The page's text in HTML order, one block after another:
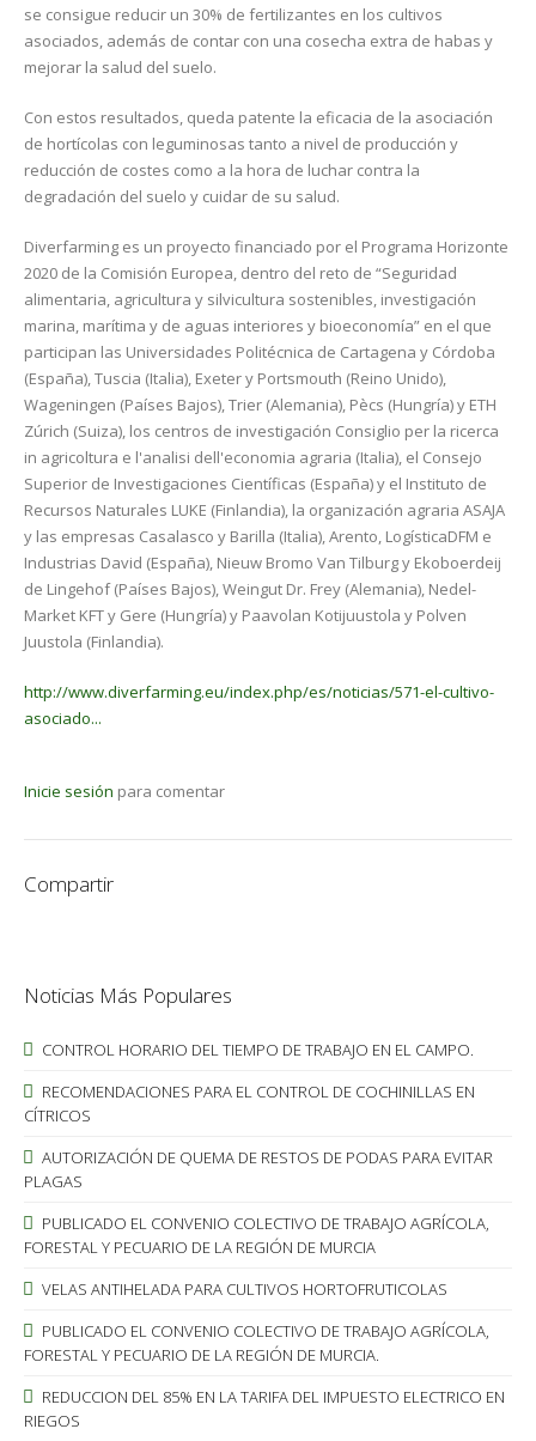
se consigue reducir un 30% de fertilizantes en los cultivos
asociados, además de contar con una cosecha extra de habas y
mejorar la salud del suelo.
Con estos resultados, queda patente la eficacia de la asociación
de hortícolas con leguminosas tanto a nivel de producción y
reducción de costes como a la hora de luchar contra la
degradación del suelo y cuidar de su salud.
Diverfarming es un proyecto financiado por el Programa Horizonte
2020 de la Comisión Europea, dentro del reto de “Seguridad
alimentaria, agricultura y silvicultura sostenibles, investigación
marina, marítima y de aguas interiores y bioeconomía” en el que
participan las Universidades Politécnica de Cartagena y Córdoba
(España), Tuscia (Italia), Exeter y Portsmouth (Reino Unido),
Wageningen (Países Bajos), Trier (Alemania), Pècs (Hungría) y ETH
Zúrich (Suiza), los centros de investigación Consiglio per la ricerca
in agricoltura e l'analisi dell'economia agraria (Italia), el Consejo
Superior de Investigaciones Científicas (España) y el Instituto de
Recursos Naturales LUKE (Finlandia), la organización agraria ASAJA
y las empresas Casalasco y Barilla (Italia), Arento, LogísticaDFM e
Industrias David (España), Nieuw Bromo Van Tilburg y Ekoboerdeij
de Lingehof (Países Bajos), Weingut Dr. Frey (Alemania), Nedel-
Market KFT y Gere (Hungría) y Paavolan Kotijuustola y Polven
Juustola (Finlandia).
http://www.diverfarming.eu/index.php/es/noticias/571-el-cultivo-
asociado...
Inicie sesión para comentar
Compartir
Noticias Más Populares
CONTROL HORARIO DEL TIEMPO DE TRABAJO EN EL CAMPO.
RECOMENDACIONES PARA EL CONTROL DE COCHINILLAS EN
CÍTRICOS
AUTORIZACIÓN DE QUEMA DE RESTOS DE PODAS PARA EVITAR
PLAGAS
PUBLICADO EL CONVENIO COLECTIVO DE TRABAJO AGRÍCOLA,
FORESTAL Y PECUARIO DE LA REGIÓN DE MURCIA
VELAS ANTIHELADA PARA CULTIVOS HORTOFRUTICOLAS
PUBLICADO EL CONVENIO COLECTIVO DE TRABAJO AGRÍCOLA,
FORESTAL Y PECUARIO DE LA REGIÓN DE MURCIA.
REDUCCION DEL 85% EN LA TARIFA DEL IMPUESTO ELECTRICO EN
RIEGOS